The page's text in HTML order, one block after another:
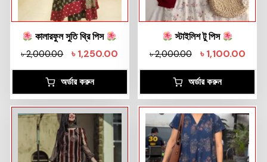
কালারফুল সুতি থ্রি পিস
৳2,000.00 ৳1,250.00
অর্ডার করুন
স্টাইলিশ টু পিস
৳2,000.00 ৳1,100.00
অর্ডার করুন